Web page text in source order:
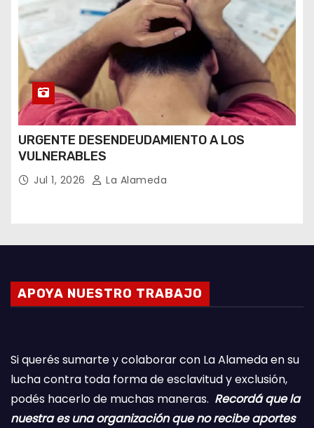
URGENTE DESENDEUDAMIENTO A LOS
VULNERABLES
Jul 1, 2026 La Alameda
APOYA NUESTRO TRABAJO
Si querés sumarte y colaborar con La Alameda en su
lucha contra toda forma de esclavitud y exclusión,
podés hacerlo de muchas maneras. Recordá que la
nuestra es una organización que no recibe aportes